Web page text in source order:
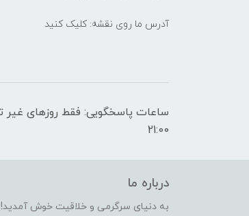
آدرس ما روی نقشه: کلیک کنید
21:00
درباره ما
به دنیای سرگرمی و خلاقیت خوش آمدید!